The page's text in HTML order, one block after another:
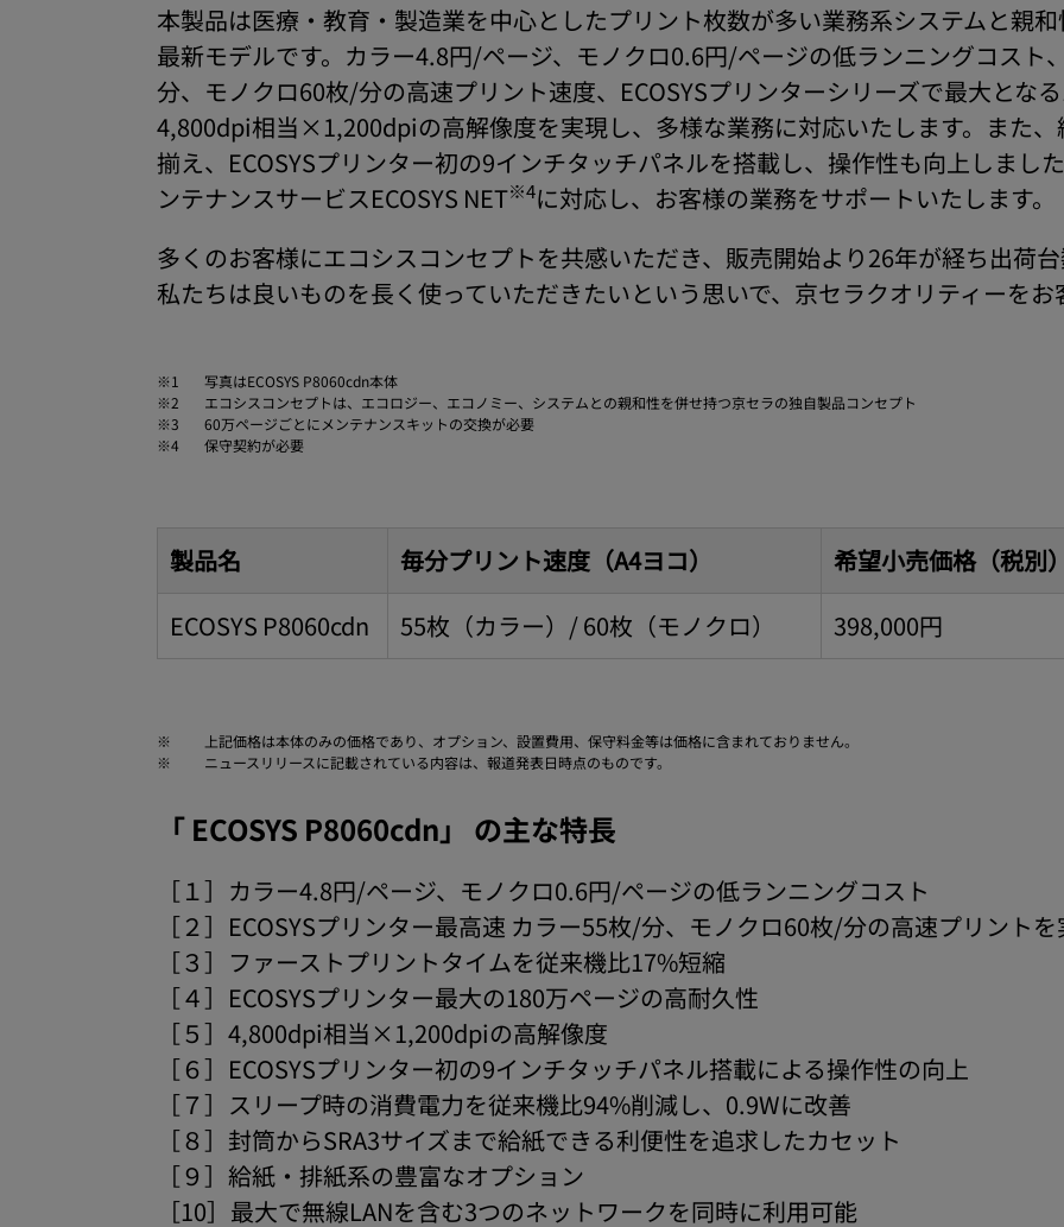
本製品は医療・教育・製造業を中心としたプリント枚数が多い業務系システムと親
最新モデルです。カラー4.8円/ページ、モノクロ0.6円/ページの低ランニングコスト
分、モノクロ60枚/分の高速プリント速度、ECOSYSプリンターシリーズで最大とな
4,800dpi相当×1,200dpiの高解像度を実現し、多様な業務に対応いたします。また
揃え、ECOSYSプリンター初の9インチタッチパネルを搭載し、操作性も向上しまし
ンテナンスサービスECOSYS NET※4に対応し、お客様の業務をサポートいたします。
多くのお客様にエコシスコンセプトを共感いただき、販売開始より26年が経ち出荷
私たちは良いものを長く使っていただきたいという思いで、京セラクオリティーを
※1
写真はECOSYS P8060cdn本体
※2
エコシスコンセプトは、エコロジー、エコノミー、システムとの親和性を併せ持つ京セラの独自製品コンセプト
※3
60万ページごとにメンテナンスキットの交換が必要
※4
保守契約が必要
製品名 毎分プリント速度（A4ヨコ）
希望小売価格（税別
ECOSYS P8060cdn
55枚（カラー）/ 60枚（モノクロ） 398,000円
※
上記価格は本体のみの価格であり、オプション、設置費用、保守料金等は価格に含まれておりません。
※
ニュースリリースに記載されている内容は、報道発表日時点のものです。
「 ECOSYS P8060cdn」 の主な特長
［１］カラー4.8円/ページ、モノクロ0.6円/ページの低ランニングコスト
［２］ECOSYSプリンター最高速 カラー55枚/分、モノクロ60枚/分の高速プリント
［３］ファーストプリントタイムを従来機比17%短縮
［４］ECOSYSプリンター最大の180万ページの高耐久性
［５］4,800dpi相当×1,200dpiの高解像度
［６］ECOSYSプリンター初の9インチタッチパネル搭載による操作性の向上
［７］スリープ時の消費電力を従来機比94%削減し、0.9Wに改善
［８］封筒からSRA3サイズまで給紙できる利便性を追求したカセット
［９］給紙・排紙系の豊富なオプション
［10］最大で無線LANを含む3つのネットワークを同時に利用可能